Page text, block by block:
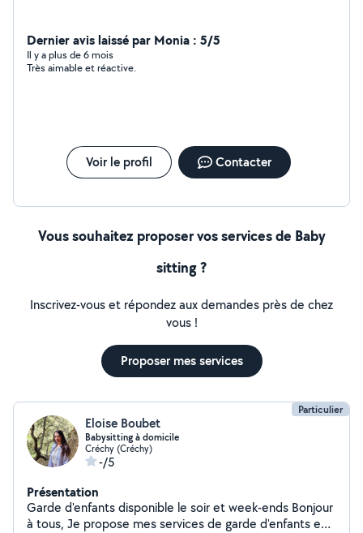
Dernier avis laissé par Monia : 5/5
Il y a plus de 6 mois
Très aimable et réactive.
Voir le profil Contacter
Vous souhaitez proposer vos services de Baby
sitting ?
Inscrivez-vous et répondez aux demandes près de chez
vous !
Proposer mes services
Particulier
Eloise Boubet
Babysitting à domicile
Créchy (Créchy)
-/5
Présentation
Garde d'enfants disponible le soir et week-ends Bonjour
à tous, Je propose mes services de garde d'enfants en